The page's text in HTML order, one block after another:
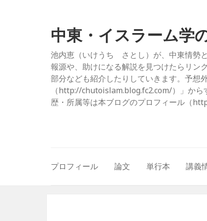
中東・イスラーム学
池内恵（いけうち さとし）が、中東情勢
報源や、助けになる解説を見つけたらリン
部分なども紹介したりしていきます。予想
（http://chutoislam.blog.fc2.com/）」か
歴・所属等は本ブログのプロフィール（
プロフィール 論文 単行本 講義